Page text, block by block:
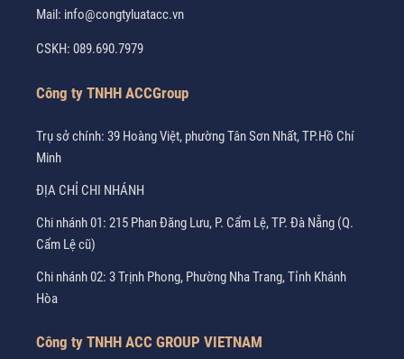
Mail: info@congtyluatacc.vn
CSKH: 089.690.7979
Công ty TNHH ACCGroup
Trụ sở chính: 39 Hoàng Việt, phường Tân Sơn Nhất, TP.Hồ Chí
Minh
ĐỊA CHỈ CHI NHÁNH
Chi nhánh 01: 215 Phan Đăng Lưu, P. Cẩm Lệ, TP. Đà Nẵng (Q.
Cẩm Lệ cũ)
Chi nhánh 02: 3 Trịnh Phong, Phường Nha Trang, Tỉnh Khánh
Hòa
Công ty TNHH ACC GROUP VIETNAM